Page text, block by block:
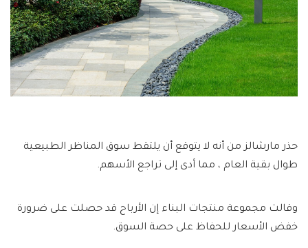
حذر مارشالز من أنه لا يتوقع أن يلتقط سوق المناظر الطبيعية
طوال بقية العام ، مما أدى إلى تراجع الأسهم.
وقالت مجموعة منتجات البناء إن الأرباح قد حصلت على ضرورة
خفض الأسعار للحفاظ على حصة السوق.